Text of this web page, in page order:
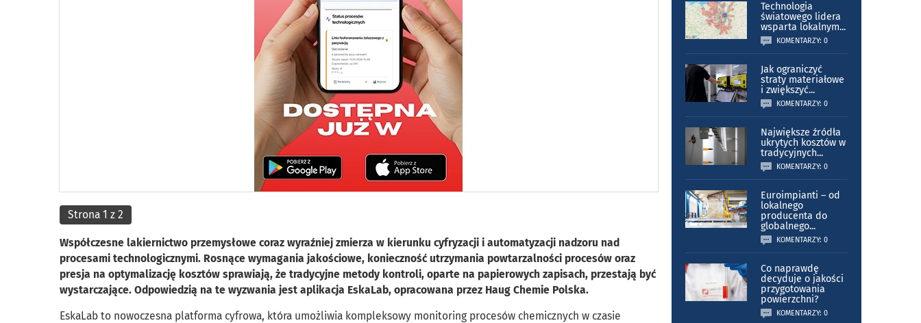
Strona 1 z 2
Współczesne lakiernictwo przemysłowe coraz wyraźniej zmierza w kierunku cyfryzacji i automatyzacji nadzoru nad
procesami technologicznymi. Rosnące wymagania jakościowe, konieczność utrzymania powtarzalności procesów oraz
presja na optymalizację kosztów sprawiają, że tradycyjne metody kontroli, oparte na papierowych zapisach, przestają być
wystarczające. Odpowiedzią na te wyzwania jest aplikacja EskaLab, opracowana przez Haug Chemie Polska.
EskaLab to nowoczesna platforma cyfrowa, która umożliwia kompleksowy monitoring procesów chemicznych w czasie
Technologia
światowego lidera
wsparta lokalnym...
KOMENTARZY: 0
Jak ograniczyć
straty materiałowe
i zwiększyć...
KOMENTARZY: 0
Największe źródła
ukrytych kosztów w
tradycyjnych...
KOMENTARZY: 0
Euroimpianti – od
lokalnego
producenta do
globalnego...
KOMENTARZY: 0
Co naprawdę
decyduje o jakości
przygotowania
powierzchni?
KOMENTARZY: 0